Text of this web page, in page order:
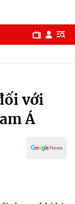
với
Á